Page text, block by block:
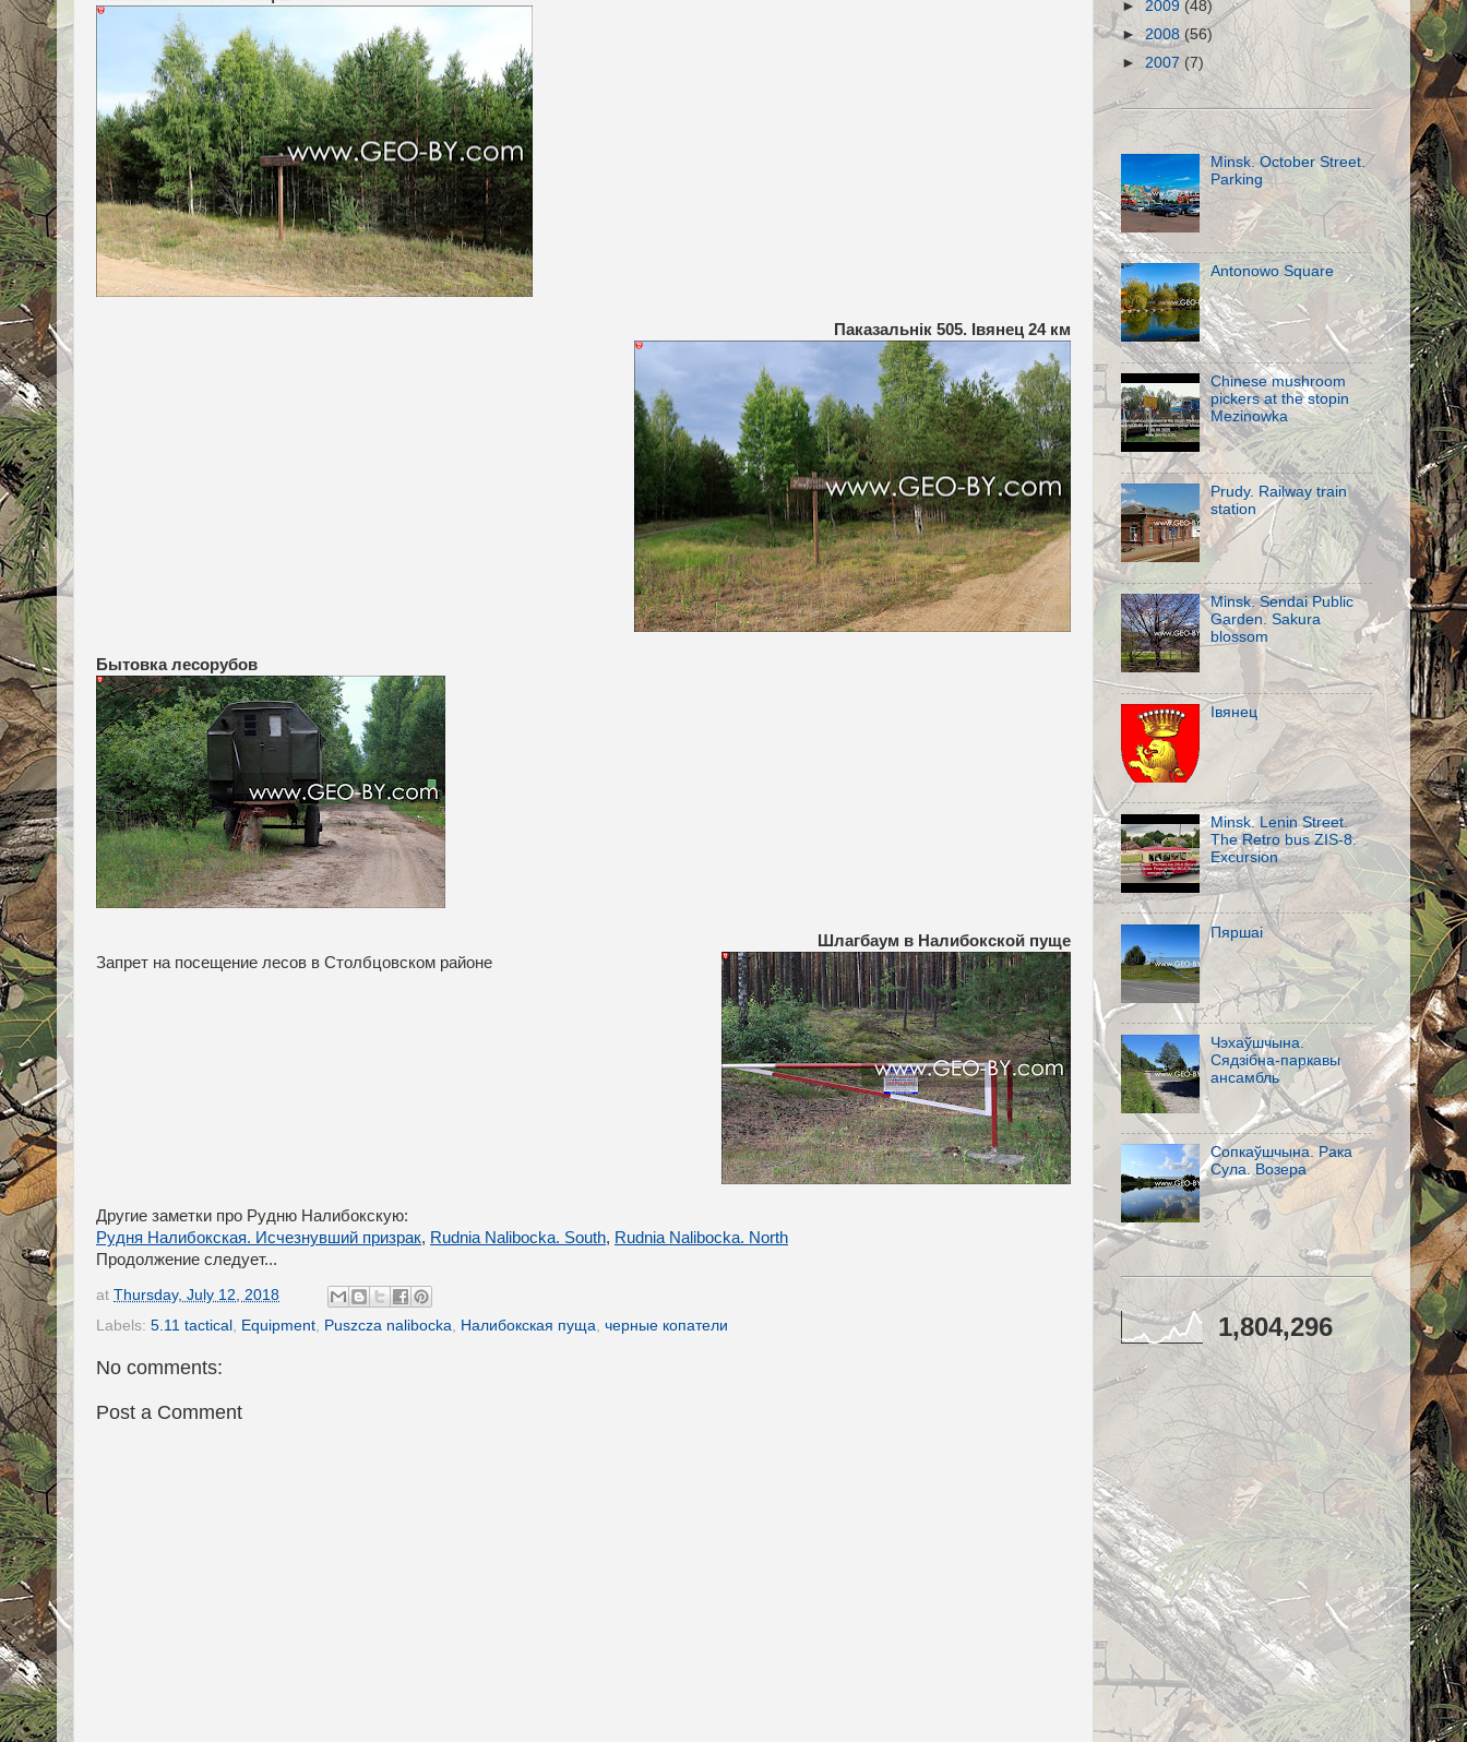
Паказальнік 505. Івянец 24 км
Бытовка лесорубов
Шлагбаум в Налибокской пуще
Запрет на посещение лесов в Столбцовском районе
Другие заметки про Рудню Налибокскую:
Рудня Налибокская. Исчезнувший призрак, Rudnia Nalibocka. South, Rudnia Nalibocka. North
Продолжение следует...
at Thursday, July 12, 2018
Labels: 5.11 tactical Equipment Puszcza nalibocka Налибокская пуща черные копатели
No comments:
Post a Comment
► 2009 (48)
►2008(56)
► 2007 (7)
Minsk. October Street.
Parking
Antonowo Square
Chinese mushroom
pickers at the stopin
Mezinowka
Prudy. Railway train
station
Minsk. Sendai Public
Garden. Sakura
blossom
Івянец
Minsk. Lenin Street.
The Retro bus ZIS-8.
Excursion
Пяршаi
Чэхаўшчына.
Сядзібна-паркавы
ансамбль
Сопкаўшчына. Рака
Сула. Возера
1,804,296